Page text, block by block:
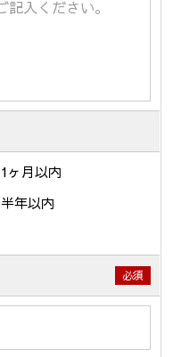
1ヶ月以内
半年以内
必須